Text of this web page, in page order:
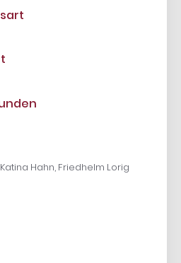
Hahn, Friedhelm Lorig